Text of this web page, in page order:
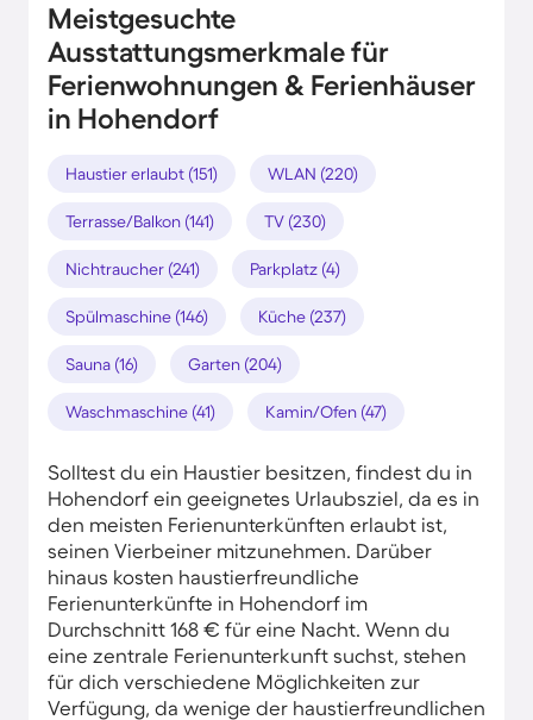
Meistgesuchte
Ausstattungsmerkmale für
Ferienwohnungen & Ferienhäuser
in Hohendorf
Haustier erlaubt (151) WLAN (220)
Terrasse/Balkon (141) TV (230)
Nichtraucher (241) Parkplatz (4)
Spülmaschine (146) Küche (237)
Sauna (16) Garten (204)
Waschmaschine (41) Kamin/Ofen (47)
Solltest du ein Haustier besitzen, findest du in
Hohendorf ein geeignetes Urlaubsziel, da es in
den meisten Ferienunterkünften erlaubt ist,
seinen Vierbeiner mitzunehmen. Darüber
hinaus kosten haustierfreundliche
Ferienunterkünfte in Hohendorf im
Durchschnitt 168 € für eine Nacht. Wenn du
eine zentrale Ferienunterkunft suchst, stehen
für dich verschiedene Möglichkeiten zur
Verfügung, da wenige der haustierfreundlichen